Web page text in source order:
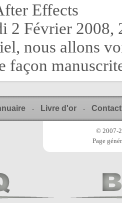
Effects
2 Février 2008,
nous allons
façon
- Livre d'or - Contact
© 2007-
Page